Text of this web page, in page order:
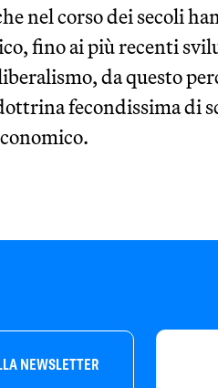
nel corso dei secoli
fino ai più recenti
da questo
fecondissima di
NEWSLETTER